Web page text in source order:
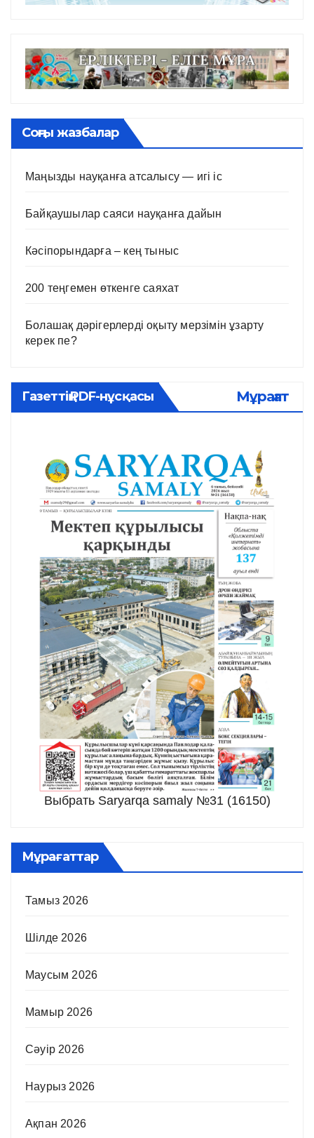
Соңғы жазбалар
Маңызды науқанға атсалысу — игі іс
Байқаушылар саяси науқанға дайын
Кәсіпорындарға – кең тыныс
200 теңгемен өткенге саяхат
Болашақ дәрігерлерді оқыту мерзімін ұзарту
керек пе?
Газеттің PDF-нұсқасы Мұрағат
Выбрать Saryarqa samaly №31 (16150)
Мұрағаттар
Тамыз 2026
Шілде 2026
Маусым 2026
Мамыр 2026
Сәуір 2026
Наурыз 2026
Ақпан 2026